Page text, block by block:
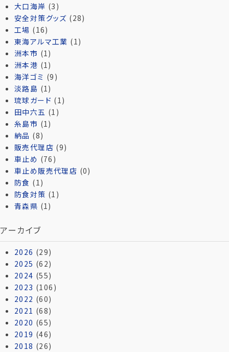
大口海岸 (3)
安全対策グッズ (28)
工場 (16)
東海アルマ工業 (1)
洲本市 (1)
洲本港 (1)
海洋ゴミ (9)
淡路島 (1)
琉球ガード (1)
田中六五 (1)
糸島市 (1)
納品 (8)
販売代理店 (9)
車止め (76)
車止め販売代理店 (0)
防食 (1)
防食対策 (1)
青森県 (1)
アーカイブ
2026 (29)
2025 (62)
2024 (55)
2023 (106)
2022 (60)
2021 (68)
2020 (65)
2019 (46)
2018 (26)